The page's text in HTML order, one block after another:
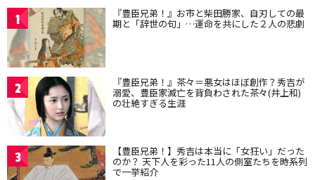
1 『豊臣兄弟！』お市と柴田勝家、自刃しての最
期と「辞世の句」…運命を共にした２人の悲劇
2 『豊臣兄弟！』茶々＝悪女はほぼ創作？秀吉が
溺愛、豊臣家滅亡を背負わされた茶々(井上和)
の壮絶すぎる生涯
3 【豊臣兄弟！】秀吉は本当に「女狂い」だった
のか？ 天下人を彩った11人の側室たちを時系列
で一挙紹介